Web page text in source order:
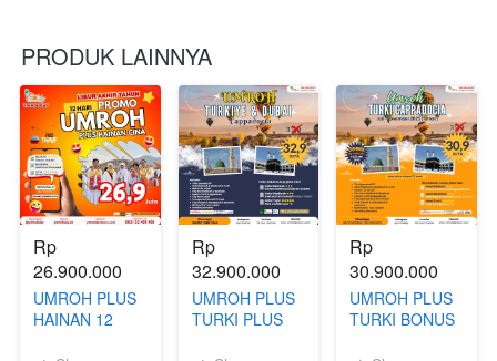
PRODUK LAINNYA
Rp
26.900.000
UMROH PLUS
HAINAN 12
Rp
32.900.000
UMROH PLUS
TURKI PLUS
Rp
30.900.000
UMROH PLUS
TURKI BONUS